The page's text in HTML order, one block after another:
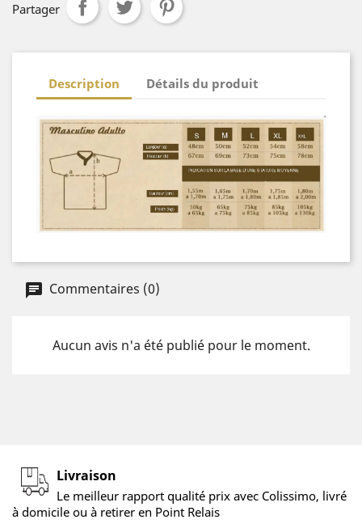
Partager
Description Détails du produit
Commentaires (0)
Aucun avis n'a été publié pour le moment.
Livraison
Le meilleur rapport qualité prix avec Colissimo, livré
à domicile ou à retirer en Point Relais